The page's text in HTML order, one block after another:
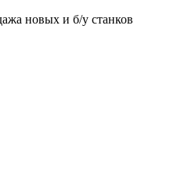
новых и б/у станков